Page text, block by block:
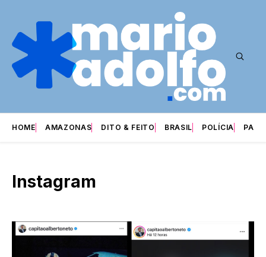
HOME AMAZONAS DITO & FEITO BRASIL POLÍCIA
Instagram